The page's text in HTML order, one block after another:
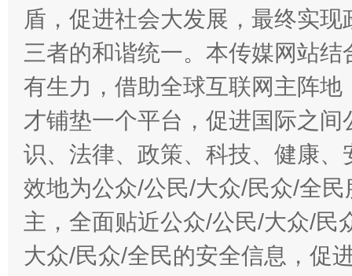
盾，促进社会大发展，最终实
三者的和谐统一。本传媒网站
有生力，借助全球互联网主阵
才铺垫一个平台，促进国际之
识、法律、政策、科技、健康
效地为公众/公民/大众/民众/全
主，全面贴近公众/公民/大众/民
大众/民众/全民的安全信息，促